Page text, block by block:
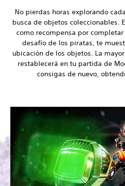
No pierdas horas explorando
busca de objetos coleccionables.
como recompensa por
desafío de los piratas, te
ubicación de los objetos. La
restablecerá en tu partida de
consigas de nuevo,